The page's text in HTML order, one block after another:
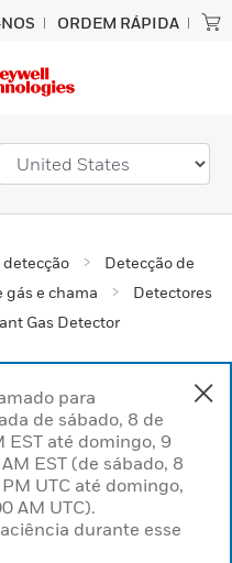
ORDEM RÁPIDA
detecção
Detecção de
gás e chama
Detectores
Gas Detector
para
de sábado, 8 de
EST até domingo, 9
EST (de sábado, 8
UTC até domingo,
AM UTC).
durante esse